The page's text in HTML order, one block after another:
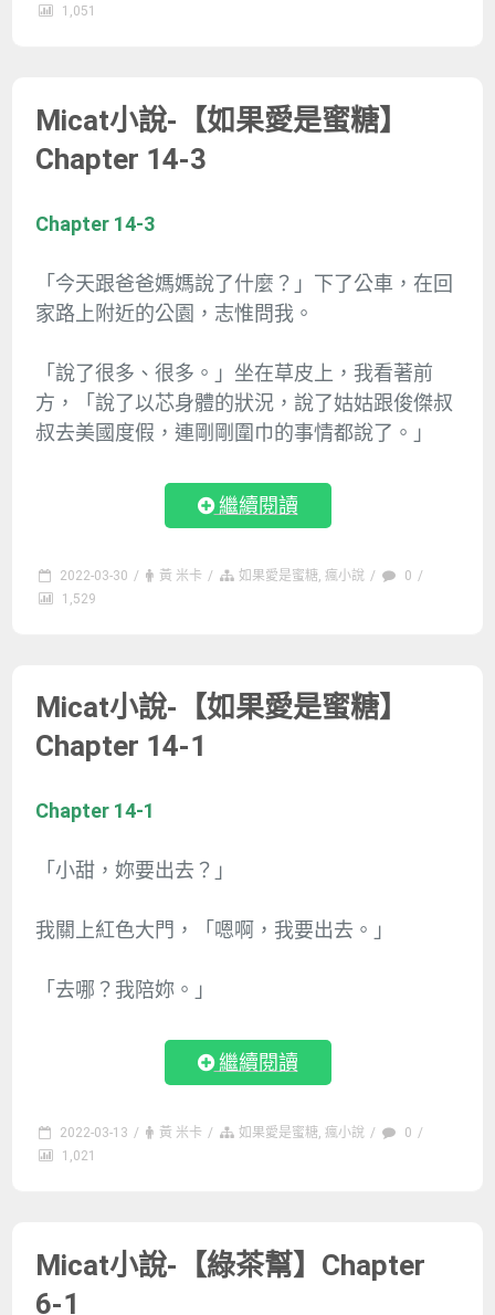
1,051
Micat小說-【如果愛是蜜糖】
Chapter 14-3
Chapter 14-3
「今天跟爸爸媽媽說了什麼？」下了公車，在回
家路上附近的公園，志惟問我。
「說了很多、很多。」坐在草皮上，我看著前
方，「說了以芯身體的狀況，說了姑姑跟俊傑叔
叔去美國度假，連剛剛圍巾的事情都說了。」
繼續閱讀
2022-03-30 / 黃 米卡 / 如果愛是蜜糖 ,瘋小說 / 0 /
1,529
Micat小說-【如果愛是蜜糖】
Chapter 14-1
Chapter 14-1
「小甜，妳要出去？」
我關上紅色大門，「嗯啊，我要出去。」
「去哪？我陪妳。」
繼續閱讀
2022-03-13 / 黃 米卡 / 如果愛是蜜糖,瘋小說 / 0 /
1,021
Micat小說-【綠茶幫】Chapter
6-1